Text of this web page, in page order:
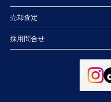
売却査定
採用問合せ